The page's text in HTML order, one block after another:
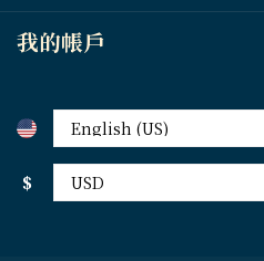
我的帳戶
$